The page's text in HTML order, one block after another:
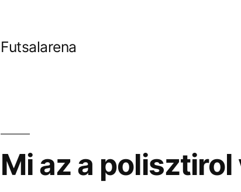
Futsalarena
Mi az a polisztirol